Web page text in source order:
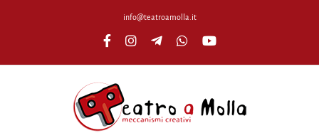
info@teatroamolla.it
FacebookInstagramTelegramWhatsAppYouTube